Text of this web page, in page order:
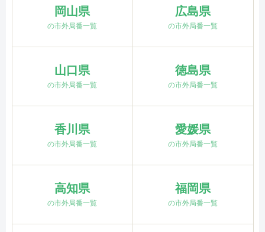
岡山県
の市外局番一覧
広島県
の市外局番一覧
山口県
の市外局番一覧
徳島県
の市外局番一覧
香川県
の市外局番一覧
愛媛県
の市外局番一覧
高知県
の市外局番一覧
福岡県
の市外局番一覧